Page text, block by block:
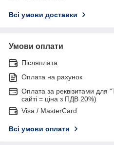
Всі умови доставки
Умови оплати
Післяплата
Оплата на рахунок
Оплата за реквізитами для
сайті = ціна з ПДВ 20%)
Visa / MasterCard
Всі умови оплати